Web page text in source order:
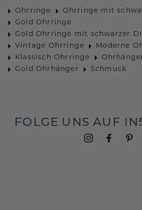
Ohrringe
Ohrringe mit
Gold Ohrringe
Gold Ohrringe mit schwarzer
Vintage Ohrringe
Moderne
Klassisch Ohrringe
Gold Ohrhänger
Schmuck
FOLGE UNS AUF